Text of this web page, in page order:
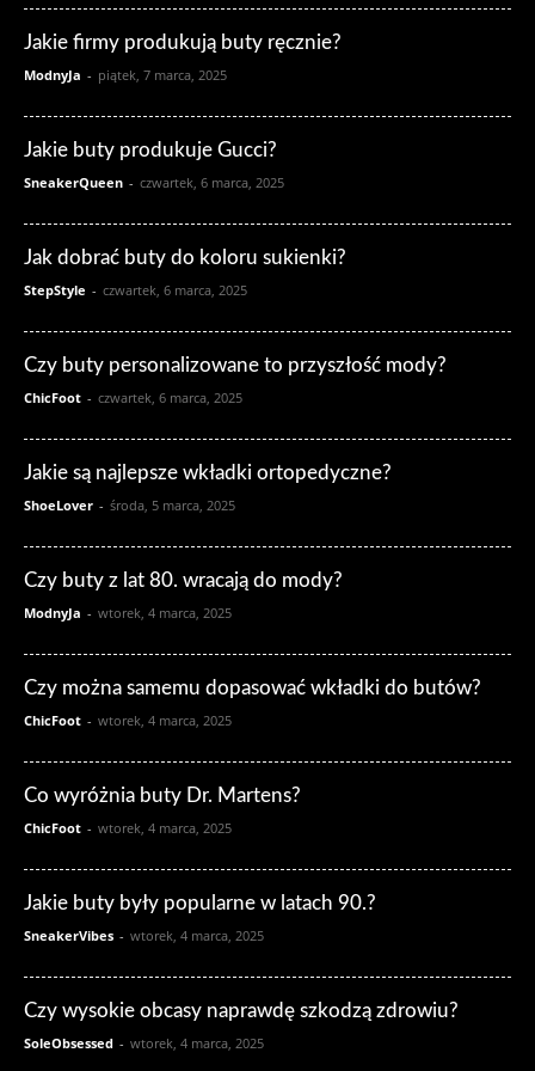
Jakie firmy produkują buty ręcznie?
ModnyJa - piątek, 7 marca, 2025
Jakie buty produkuje Gucci?
SneakerQueen - czwartek, 6 marca, 2025
Jak dobrać buty do koloru sukienki?
StepStyle - czwartek, 6 marca, 2025
Czy buty personalizowane to przyszłość mody?
ChicFoot - czwartek, 6 marca, 2025
Jakie są najlepsze wkładki ortopedyczne?
ShoeLover - środa, 5 marca, 2025
Czy buty z lat 80. wracają do mody?
ModnyJa - wtorek, 4 marca, 2025
Czy można samemu dopasować wkładki do butów?
ChicFoot - wtorek, 4 marca, 2025
Co wyróżnia buty Dr. Martens?
ChicFoot - wtorek, 4 marca, 2025
Jakie buty były popularne w latach 90.?
SneakerVibes - wtorek, 4 marca, 2025
Czy wysokie obcasy naprawdę szkodzą zdrowiu?
SoleObsessed - wtorek, 4 marca, 2025